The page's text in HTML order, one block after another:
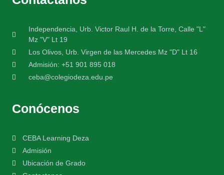
Independencia, Urb. Victor Raul H. de la Torre, Calle "L"
Mz "V" Lt 19
Los Olivos, Urb. Virgen de las Mercedes Mz "D" Lt 16
Admisión: +51 901 895 018
ceba@colegiodeza.edu.pe
Conócenos
CEBA Learning Deza
Admisión
Ubicación de Grado